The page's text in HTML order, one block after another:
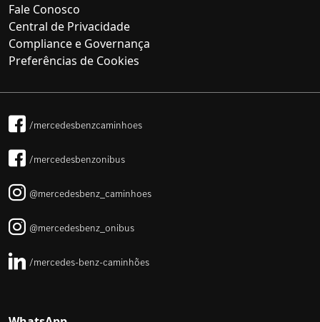
Fale Conosco
Central de Privacidade
Compliance e Governança
Preferências de Cookies
/mercedesbenzcaminhoes
/mercedesbenzonibus
@mercedesbenz_caminhoes
@mercedesbenz_onibus
/mercedes-benz-caminhões